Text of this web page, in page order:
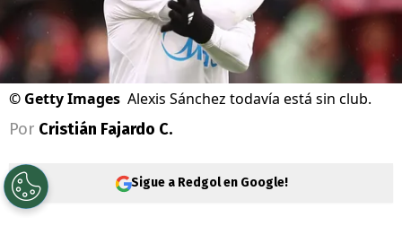
© Getty Images Alexis Sánchez todavía está sin club.
Por Cristián Fajardo C.
Sigue a Redgol en Google!